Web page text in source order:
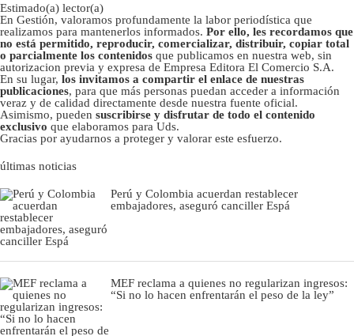
Estimado(a) lector(a)
En Gestión, valoramos profundamente la labor periodística que
realizamos para mantenerlos informados. Por ello, les recordamos que
no está permitido, reproducir, comercializar, distribuir, copiar total
o parcialmente los contenidos que publicamos en nuestra web, sin
autorizacion previa y expresa de Empresa Editora El Comercio S.A.
En su lugar, los invitamos a compartir el enlace de nuestras
publicaciones, para que más personas puedan acceder a información
veraz y de calidad directamente desde nuestra fuente oficial.
Asimismo, pueden suscribirse y disfrutar de todo el contenido
exclusivo que elaboramos para Uds.
Gracias por ayudarnos a proteger y valorar este esfuerzo.
últimas noticias
Perú y Colombia acuerdan restablecer
embajadores, aseguró canciller Espá
MEF reclama a quienes no regularizan ingresos:
“Si no lo hacen enfrentarán el peso de la ley”